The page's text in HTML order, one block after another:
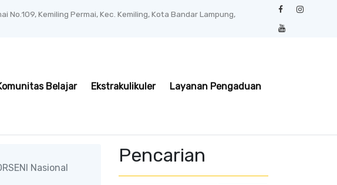
No.109, Kemiling Permai, Kec. Kemiling, Kota Bandar Lampung,
Belajar Ekstrakulikuler Layanan Pengaduan
Nasional
Pencarian